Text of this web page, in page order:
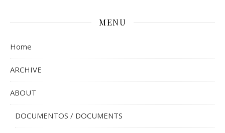
MENU
Home
ARCHIVE
ABOUT
DOCUMENTOS / DOCUMENTS